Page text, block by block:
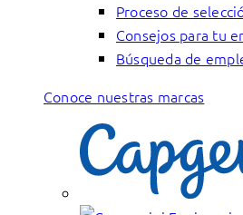
Proceso de
Consejos para tu
Búsqueda de
Conoce nuestras marcas